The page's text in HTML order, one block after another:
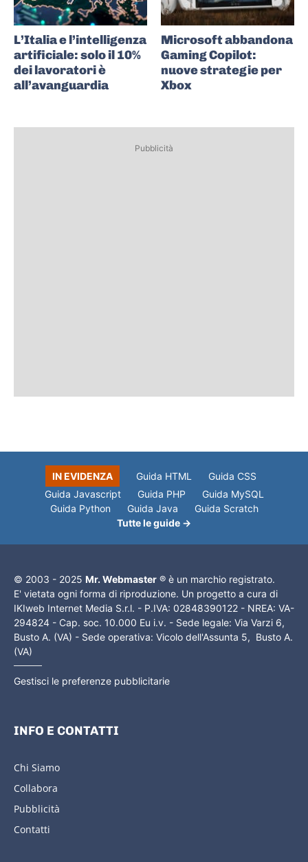
L’Italia e l’intelligenza
artificiale: solo il 10%
dei lavoratori è
all’avanguardia
Microsoft abbandona
Gaming Copilot:
nuove strategie per
Xbox
Pubblicità
IN EVIDENZA Guida HTML
Guida CSS
Guida Javascript
Guida PHP
Guida MySQL
Guida Python
Guida Java
Guida Scratch
Tutte le guide →
© 2003 - 2025 Mr. Webmaster ® è un marchio registrato.
E' vietata ogni forma di riproduzione. Un progetto a cura di
IKIweb Internet Media S.r.l. - P.IVA: 02848390122 - NREA: VA-
294824 - Cap. soc. 10.000 Eu i.v. - Sede legale: Via Varzi 6,
Busto A. (VA) - Sede operativa: Vicolo dell'Assunta 5, Busto A.
(VA)
Gestisci le preferenze pubblicitarie
INFO E CONTATTI
Chi Siamo
Collabora
Pubblicità
Contatti